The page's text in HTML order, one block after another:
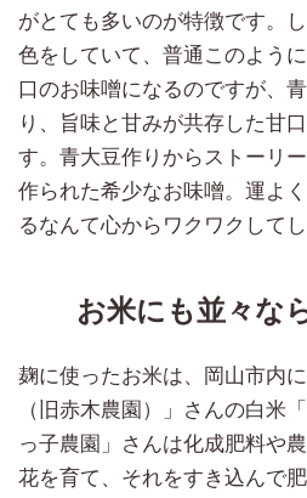
がとても多いのが特徴です。
色をしていて、普通このよう
口のお味噌になるのですが、
り、旨味と甘みが共存した甘
す。青大豆作りからストーリ
作られた希少なお味噌。運よ
るなんて心からワクワクして
お米にも並々な
麹に使ったお米は、岡山市内
（旧赤木農園）」さんの白米
っ子農園」さんは化成肥料や
花を育て、それをすき込んで